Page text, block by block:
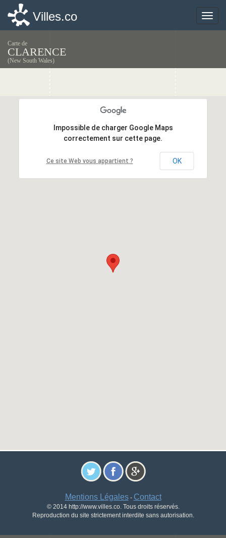
Toggle
Villes.co
Carte de
CLARENCE
(New South Wales)
Impossible de charger Google Maps
correctement sur cette page.
Ce site Web vous appartient ? OK
Impossible de charger Google Maps
correctement sur cette page.
Ce site Web vous appartient ? OK
Mentions Légales- Contact
© 2014 http://www.villes.co. Tous droits réservés.
Reproduction du site strictement interdite sans autorisation.
Toggle
Villes.co